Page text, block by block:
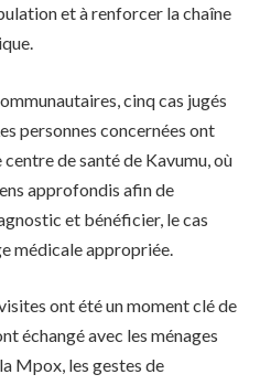
et à renforcer la chaîne
cinq cas jugés
personnes concernées ont
de santé de Kavumu, où
approfondis afin de
et bénéficier, le cas
médicale appropriée.
ont été un moment clé de
échangé avec les ménages
Mpox, les gestes de